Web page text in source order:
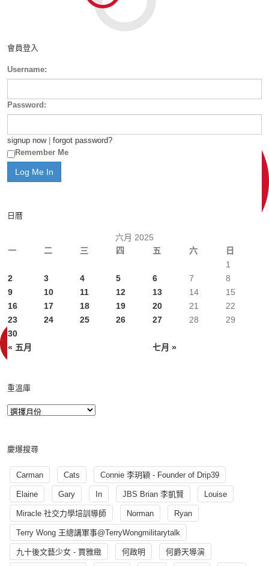
會員登入
Username:
Password:
signup now| forgot password?
Remember Me
日曆
六月 2025
一
二 三 四 五 六 日
« 五月 七月 »
1
2
3 4 5 6 7
8
9
10 11 12 13 14
15
16
17 18 19 20 21
22
23
24 25 26 27 28
29
30
重溫庫
慶爆搜尋
Carman Cats Connie 李玥穎 - Founder of Drip39
Elaine Gary In JBS Brian 李凱賢 Louise
Miracle 社交力學培訓導師 Norman Ryan
Terry Wong 王總講軍事@TerryWongmilitarytalk
九十後文藝少女 - 賈雅緻 何啟明 何爵天導演